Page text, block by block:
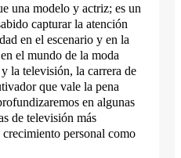
una modelo y actriz; es un
capturar la atención
en el escenario y en la
el mundo de la moda
la televisión, la carrera de
que vale la pena
en algunas
de televisión más
crecimiento personal como